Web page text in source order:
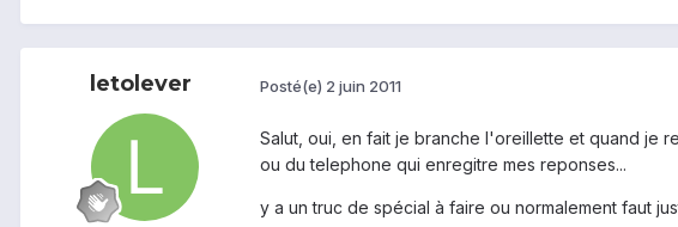
letolever Posté(e) 2 juin 2011
Salut, oui, en fait je branche l'oreillette et quand je
ou du telephone qui enregitre mes reponses...
y a un truc de spécial à faire ou normalement faut